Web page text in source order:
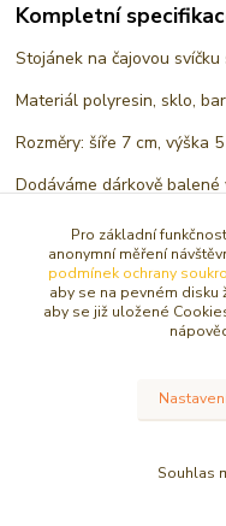
Kompletní
Stojánek na čajovou
Materiál polyresin, sklo,
Rozměry: šíře 7 cm, výška
Dodáváme dárkově balené
Zboží zařazeno v
SVÍCNY,
SVÍCNY A LAMPY
Pro základní
anonymní měření
podmínek ochrany
aby se na pevném
aby se již uložené
Souhlas